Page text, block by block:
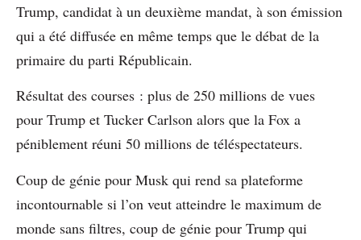
Trump, candidat à un deuxième mandat, à son émission
qui a été diffusée en même temps que le débat de la
primaire du parti Républicain.
Résultat des courses : plus de 250 millions de vues
pour Trump et Tucker Carlson alors que la Fox a
péniblement réuni 50 millions de téléspectateurs.
Coup de génie pour Musk qui rend sa plateforme
incontournable si l’on veut atteindre le maximum de
monde sans filtres, coup de génie pour Trump qui